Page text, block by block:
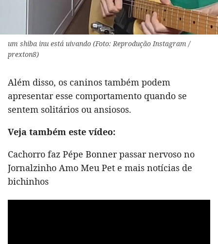
um shiba inu está uivando (Foto: Reprodução Instagram /
prexton8)
Além disso, os caninos também podem
apresentar esse comportamento quando se
sentem solitários ou ansiosos.
Veja também este vídeo:
Cachorro faz Pépe Bonner passar nervoso no
Jornalzinho Amo Meu Pet e mais notícias de
bichinhos